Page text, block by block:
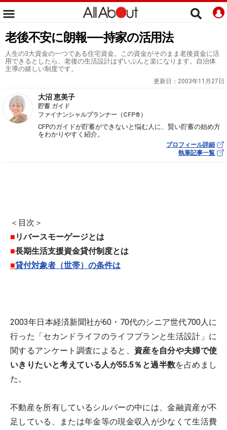
老後不安に朗報――持家の活用法
人生の3大資金の一つである住宅資金。この資金がそのまま老後資金に活
用できるとしたら、老後の生活設計はずいぶんと楽になります。自治体
主導の嬉しい制度です。
更新日： 2003年11月27日
大沼 恵美子
貯蓄 ガイド
ファイナンシャルプランナー（CFP®）
CFPのガイドが貯蓄ができないと悩む人に、賢い貯蓄の始め方
をわかりやすく紹介。
プロフィール詳細
執筆記事一覧
＜目次＞
■ リバースモーゲージとは
■長期生活支援資金貸付制度とは
■貸付対象者（世帯）の条件は
2003年日本経済新聞社が60・70代のシニア世代700人に
行った「セカンドライフのライフプランと生活設計」に
関するアンケート調査によると、 資産を自分や夫婦で使
いきりたいと考えている人が55.5％と過半数を占めまし
た。
不動産を所有しているシルバーの中には、金融資産が不
足している、または年金等の現金収入が少なくて生活費